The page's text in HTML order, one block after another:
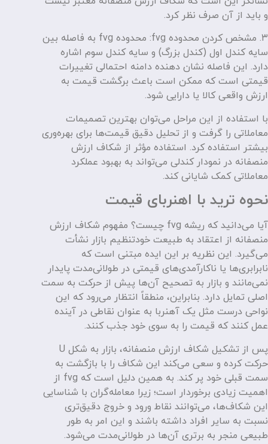
و باید از آن صرف نظر کرد.
۳. مشخص کردن محدوده‌ fvg: محدوده fvg به فاصله بین
سایه کندل اول (کندل بزرگ) و سایه کندل سوم اشاره
دارد. این فاصله نشان دهنده دامنه احتمالی تغییرات
قیمتی است که ممکن است باعث برگشت قیمت به
ارزش واقعی کالا یا دارایی شود.
با استفاده از این مراحل می‌توان بهترین تصمیمات
معاملاتی را گرفت و از تحلیل دقیق قیمت‌ها برای بهره‌وری
بیشتر استفاده کرد. استفاده مؤثر از شکاف ارزش
منصفانه در نمودار کندلی می‌تواند به بهبود عملکرد
معاملاتی کمک شایانی کند.
نحوه ترید با اهنربای قیمت
آیا می‌دانید که ریشه fvg چیست؟ مفهوم شکاف ارزش
منصفانه از اعتقاد به طبیعت خودتنظیم بازار نشأت
می‌گیرد. این نظریه بر این ایده مبتنی است که
نابرابری‌ها یا ناکارآمدی‌های قیمتی در طولانی‌مدت پایدار
نمی‌مانند و بازار به تصحیح آن‌ها پیش از حرکت به سمت
اصلی تمایل دارد. بنابراین، منطقاً انتظار می‌رود که این
نواحی درست مثل یک آهنربا به عنوان نقاطی در آینده
عمل کنند که قیمت را به سوی خود جذب کنند.
پس از تشکیل شکاف ارزش منصفانه، بازار به شکل U
حرکت کرده و سعی می‌کند این شکاف را با بازگشت به
سمت قبلی خود پر کند. به همین دلیل است که fvg از
اهمیت زیادی برخوردار است؛ زیرا معامله‌گران با شناسایی
این شکاف‌ها، می‌توانند نقاط ورود و خروج دقیق‌تری
نسبت به سایر افراد داشته باشند و این امر به طور
طبیعی منجر به برتری آن‌ها در طولانی‌مدت می‌شود.